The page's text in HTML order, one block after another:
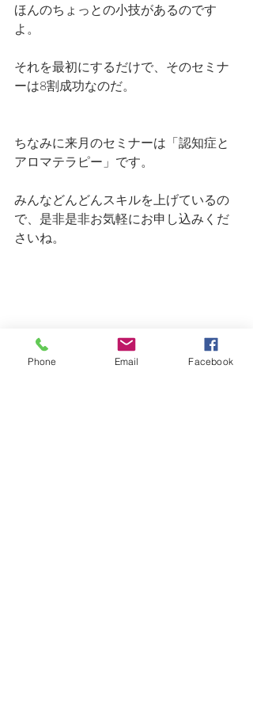
ほんのちょっとの小技があるのです
よ。
それを最初にするだけで、そのセミナ
ーは8割成功なのだ。
ちなみに来月のセミナーは「認知症と
アロマテラピー」です。
みんなどんどんスキルを上げているの
で、是非是非お気軽にお申し込みくだ
さいね。
Phone Email Facebook